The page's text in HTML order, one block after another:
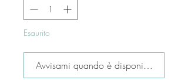
Esaurito
Avvisami quando è disponibile